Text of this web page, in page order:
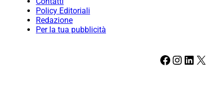
Policy Editoriali
Redazione
Per la tua pubblicità
Facebook Instagram LinkedIn X